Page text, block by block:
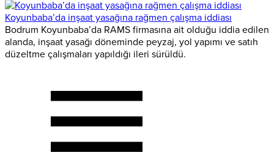
Koyunbaba’da inşaat yasağına rağmen çalışma iddiası
Bodrum Koyunbaba’da RAMS firmasına ait olduğu iddia edilen
alanda, inşaat yasağı döneminde peyzaj, yol yapımı ve satıh
düzeltme çalışmaları yapıldığı ileri sürüldü.